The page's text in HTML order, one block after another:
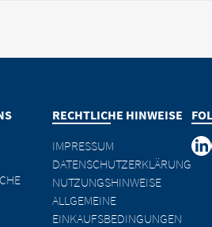
RECHTLICHE HINWEISE
IMPRESSUM
DATENSCHUTZERKLÄRUNG
NUTZUNGSHINWEISE
ALLGEMEINE
EINKAUFSBEDINGUNGEN